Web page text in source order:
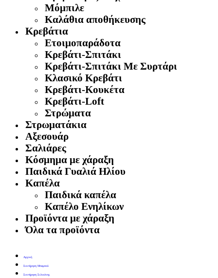
Μόμπιλε
Καλάθια αποθήκευσης
Κρεβάτια
Ετοιμοπαράδοτα
Κρεβάτι-Σπιτάκι
Κρεβάτι-Σπιτάκι Με Συρτάρι
Κλασικό Κρεβάτι
Κρεβάτι-Κουκέτα
Κρεβάτι-Loft
Στρώματα
Στρωματάκια
Αξεσουάρ
Σαλιάρες
Κόσμημα με χάραξη
Παιδικά Γυαλιά Ηλίου
Καπέλα
Παιδικά καπέλα
Καπέλο Ενηλίκων
Προϊόντα με χάραξη
Όλα τα προϊόντα
Αρχική
Συντήρηση Μπαμπού
Συντήρηση Σιλικόνης